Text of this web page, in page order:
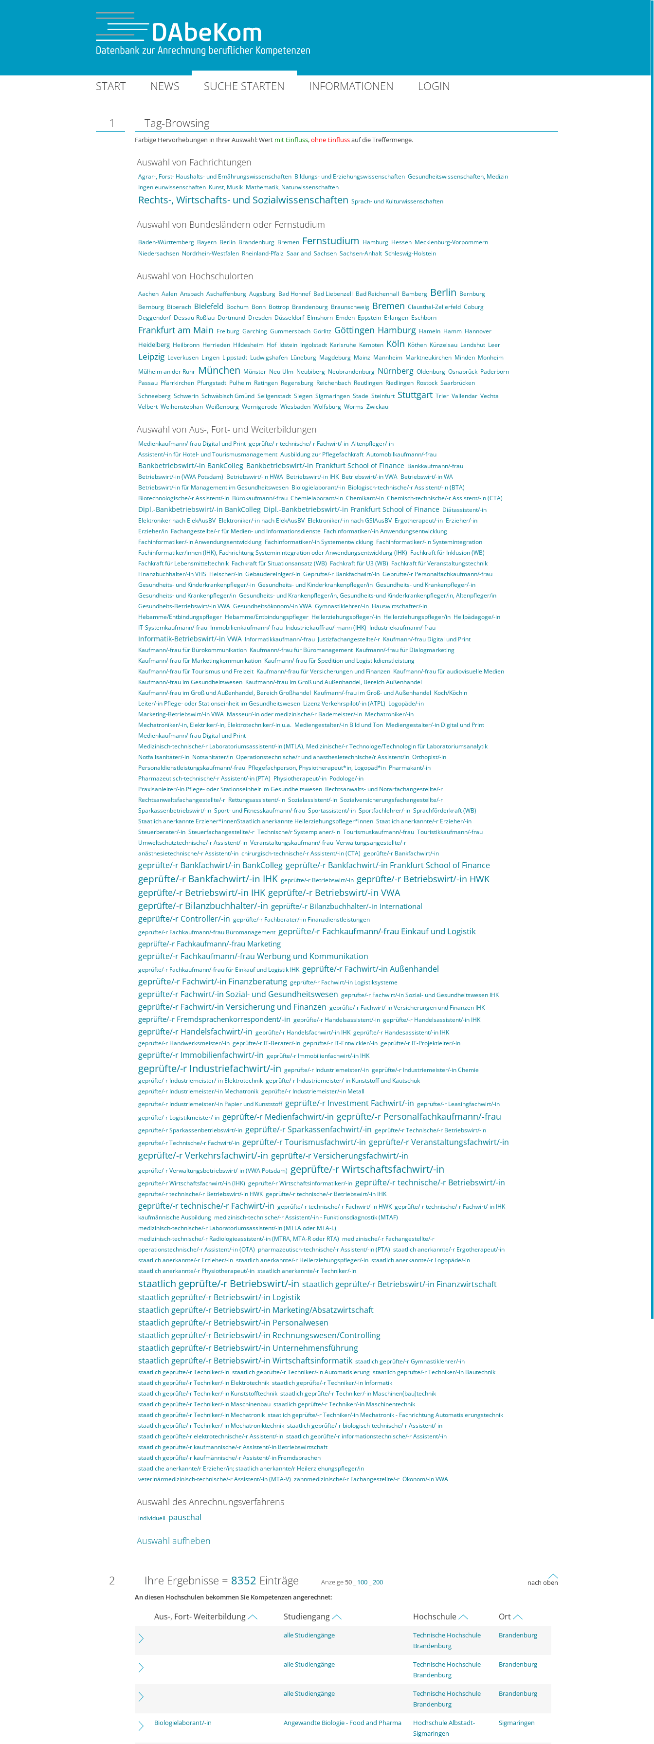
START NEWS SUCHE STARTEN INFORMATIONEN LOGIN
1 Tag-Browsing
Farbige Hervorhebungen in Ihrer Auswahl: Wert mit Einfluss,ohne Einflussauf die Treffermenge.
Auswahl von Fachrichtungen
Agrar-, Forst- Haushalts- und Ernährungswissenschaften Bildungs- und Erziehungswissenschaften Gesundheitswissenschaften, Medizin
Ingenieurwissenschaften Kunst, Musik Mathematik, Naturwissenschaften
Rechts-, Wirtschafts- und Sozialwissenschaften Sprach- und Kulturwissenschaften
Auswahl von Bundesländern oder Fernstudium
Baden-Württemberg Bayern Berlin Brandenburg Bremen Fernstudium Hamburg Hessen Mecklenburg-Vorpommern
Niedersachsen Nordrhein-Westfalen Rheinland-Pfalz Saarland Sachsen Sachsen-Anhalt Schleswig-Holstein
Auswahl von Hochschulorten
Aachen Aalen Ansbach Aschaffenburg Augsburg Bad Honnef Bad Liebenzell Bad Reichenhall Bamberg Berlin Bernburg
Bernburg Biberach Bielefeld Bochum Bonn Bottrop Brandenburg Braunschweig Bremen Clausthal-Zellerfeld Coburg
Deggendorf Dessau-Roßlau Dortmund Dresden Düsseldorf Elmshorn Emden Eppstein Erlangen Eschborn
Frankfurt am Main Freiburg Garching Gummersbach Görlitz Göttingen Hamburg Hameln Hamm Hannover
Heidelberg Heilbronn Herrieden Hildesheim Hof Idstein Ingolstadt Karlsruhe Kempten Köln Köthen Künzelsau Landshut Leer
Leipzig Leverkusen Lingen Lippstadt Ludwigshafen Lüneburg Magdeburg Mainz Mannheim Marktneukirchen Minden Monheim
Mülheim an der Ruhr München Münster Neu-Ulm Neubiberg Neubrandenburg Nürnberg Oldenburg Osnabrück Paderborn
Passau Pfarrkirchen Pfungstadt Pulheim Ratingen Regensburg Reichenbach Reutlingen Riedlingen Rostock Saarbrücken
Schneeberg Schwerin Schwäbisch Gmünd Seligenstadt Siegen Sigmaringen Stade Steinfurt Stuttgart Trier Vallendar Vechta
Velbert Weihenstephan Weißenburg Wernigerode Wiesbaden Wolfsburg Worms Zwickau
Auswahl von Aus-, Fort- und Weiterbildungen
Medienkaufmann/-frau Digital und Print geprüfte/-r technische/-r Fachwirt/-in Altenpfleger/-in
Assistent/-in für Hotel- und Tourismusmanagement Ausbildung zur Pflegefachkraft Automobilkaufmann/-frau
Bankbetriebswirt/-in BankColleg Bankbetriebswirt/-in Frankfurt School of Finance Bankkaufmann/-frau
Betriebswirt/-in (VWA Potsdam) Betriebswirt/-in HWA Betriebswirt/-in IHK Betriebswirt/-in VWA Betriebswirt/-in WA
Betriebswirt/-in für Management im Gesundheitswesen Biologielaborant/-in Biologisch-technische/-r Assistent/-in (BTA)
Biotechnologische/-r Assistent/-in Bürokaufmann/-frau Chemielaborant/-in Chemikant/-in Chemisch-technische/-r Assistent/-in (CTA)
Dipl.-Bankbetriebswirt/-in BankColleg Dipl.-Bankbetriebswirt/-in Frankfurt School of Finance Diätassistent/-in
Elektroniker nach ElekAusBV Elektroniker/-in nach ElekAusBV Elektroniker/-in nach GSIAusBV Ergotherapeut/-in Erzieher/-in
Erzieher/in Fachangestellte/-r für Medien- und Informationsdienste Fachinformatiker/-in Anwendungsentwicklung
Fachinformatiker/-in Anwendungsentwicklung Fachinformatiker/-in Systementwicklung Fachinformatiker/-in Systemintegration
Fachinformatiker/innen (IHK), Fachrichtung Systeminintegration oder Anwendungsentwicklung (IHK) Fachkraft für Inklusion (WB)
Fachkraft für Lebensmitteltechnik Fachkraft für Situationsansatz (WB) Fachkraft für U3 (WB) Fachkraft für Veranstaltungstechnik
Finanzbuchhalter/-in VHS Fleischer/-in Gebäudereiniger/-in Geprüfte/-r Bankfachwirt/-in Geprüfte/-r Personalfachkaufmann/-frau
Gesundheits- und Kinderkrankenpfleger/-in Gesundheits- und Kinderkrankenpfleger/in Gesundheits- und Krankenpfleger/-in
Gesundheits- und Krankenpfleger/in Gesundheits- und Krankenpfleger/in, Gesundheits-und Kinderkrankenpfleger/in, Altenpfleger/in
Gesundheits-Betriebswirt/-in VWA Gesundheitsökonom/-in VWA Gymnastiklehrer/-in Hauswirtschafter/-in
Hebamme/Entbindungspfleger Hebamme/Entbindungspfleger Heilerziehungspfleger/-in Heilerziehungspfleger/in Heilpädagoge/-in
IT-Systemkaufmann/-frau Immobilienkaufmann/-frau Industriekauffrau/-mann (IHK) Industriekaufmann/-frau
Informatik-Betriebswirt/-in VWA Informatikkaufmann/-frau Justizfachangestellte/-r Kaufmann/-frau Digital und Print
Kaufmann/-frau für Bürokommunikation Kaufmann/-frau für Büromanagement Kaufmann/-frau für Dialogmarketing
Kaufmann/-frau für Marketingkommunikation Kaufmann/-frau für Spedition und Logistikdienstleistung
Kaufmann/-frau für Tourismus und Freizeit Kaufmann/-frau für Versicherungen und Finanzen Kaufmann/-frau für audiovisuelle Medien
Kaufmann/-frau im Gesundheitswesen Kaufmann/-frau im Groß und Außenhandel, Bereich Außenhandel
Kaufmann/-frau im Groß und Außenhandel, Bereich Großhandel Kaufmann/-frau im Groß- und Außenhandel Koch/Köchin
Leiter/-in Pflege- oder Stationseinheit im Gesundheitswesen Lizenz Verkehrspilot/-in (ATPL) Logopäde/-in
Marketing-Betriebswirt/-in VWA Masseur/-in oder medizinische/-r Bademeister/-in Mechatroniker/-in
Mechatroniker/-in, Elektriker/-in, Elektrotechniker/-in u.a. Mediengestalter/-in Bild und Ton Mediengestalter/-in Digital und Print
Medienkaufmann/-frau Digital und Print
Medizinisch-technische/-r Laboratoriumsassistent/-in (MTLA), Medizinische/-r Technologe/Technologin für Laboratoriumsanalytik
Notfallsanitäter/-in Notsanitäter/in Operationstechnische/r und anästhesietechnische/r Assistent/in Orthopist/-in
Personaldienstleistungskaufmann/-frau Pflegefachperson, Physiotherapeut*in, Logopäd*in Pharmakant/-in
Pharmazeutisch-technische/-r Assistent/-in (PTA) Physiotherapeut/-in Podologe/-in
Praxisanleiter/-in Pflege- oder Stationseinheit im Gesundheitswesen Rechtsanwalts- und Notarfachangestellte/-r
Rechtsanwaltsfachangestellte/-r Rettungsassistent/-in Sozialassistent/-in Sozialversicherungsfachangestellte/-r
Sparkassenbetriebswirt/-in Sport- und Fitnesskaufmann/-frau Sportassistent/-in Sportfachlehrer/-in Sprachförderkraft (WB)
Staatlich anerkannte Erzieher*innenStaatlich anerkannte Heilerziehungspfleger*innen Staatlich anerkannte/-r Erzieher/-in
Steuerberater/-in Steuerfachangestellte/-r Technische/r Systemplaner/-in Tourismuskaufmann/-frau Touristikkaufmann/-frau
Umweltschutztechnische/-r Assistent/-in Veranstaltungskaufmann/-frau Verwaltungsangestellte/-r
anästhesietechnische/-r Assistent/-in chirurgisch-technische/-r Assistent/-in (CTA) geprüfte/-r Bankfachwirt/-in
geprüfte/-r Bankfachwirt/-in BankColleg geprüfte/-r Bankfachwirt/-in Frankfurt School of Finance
geprüfte/-r Bankfachwirt/-in IHK geprüfte/-r Betriebswirt/-in geprüfte/-r Betriebswirt/-in HWK
geprüfte/-r Betriebswirt/-in IHK geprüfte/-r Betriebswirt/-in VWA
geprüfte/-r Bilanzbuchhalter/-in geprüfte/-r Bilanzbuchhalter/-in International
geprüfte/-r Controller/-in geprüfte/-r Fachberater/-in Finanzdienstleistungen
geprüfte/-r Fachkaufmann/-frau Büromanagement geprüfte/-r Fachkaufmann/-frau Einkauf und Logistik
geprüfte/-r Fachkaufmann/-frau Marketing
geprüfte/-r Fachkaufmann/-frau Werbung und Kommunikation
geprüfte/-r Fachkaufmann/-frau für Einkauf und Logistik IHK geprüfte/-r Fachwirt/-in Außenhandel
geprüfte/-r Fachwirt/-in Finanzberatung geprüfte/-r Fachwirt/-in Logistiksysteme
geprüfte/-r Fachwirt/-in Sozial- und Gesundheitswesen geprüfte/-r Fachwirt/-in Sozial- und Gesundheitswesen IHK
geprüfte/-r Fachwirt/-in Versicherung und Finanzen geprüfte/-r Fachwirt/-in Versicherungen und Finanzen IHK
geprüfte/-r Fremdsprachenkorrespondent/-in geprüfte/-r Handelsassistent/-in geprüfte/-r Handelsassistent/-in IHK
geprüfte/-r Handelsfachwirt/-in geprüfte/-r Handelsfachwirt/-in IHK geprüfte/-r Handesassistent/-in IHK
geprüfte/-r Handwerksmeister/-in geprüfte/-r IT-Berater/-in geprüfte/-r IT-Entwickler/-in geprüfte/-r IT-Projektleiter/-in
geprüfte/-r Immobilienfachwirt/-in geprüfte/-r Immobilienfachwirt/-in IHK
geprüfte/-r Industriefachwirt/-in geprüfte/-r Industriemeister/-in geprüfte/-r Industriemeister/-in Chemie
geprüfte/-r Industriemeister/-in Elektrotechnik geprüfte/-r Industriemeister/-in Kunststoff und Kautschuk
geprüfte/-r Industriemeister/-in Mechatronik geprüfte/-r Industriemeister/-in Metall
geprüfte/-r Industriemeister/-in Papier und Kunststoff geprüfte/-r Investment Fachwirt/-in geprüfte/-r Leasingfachwirt/-in
geprüfte/-r Logistikmeister/-in geprüfte/-r Medienfachwirt/-in geprüfte/-r Personalfachkaufmann/-frau
geprüfte/-r Sparkassenbetriebswirt/-in geprüfte/-r Sparkassenfachwirt/-in geprüfte/-r Technische/-r Betriebswirt/-in
geprüfte/-r Technische/-r Fachwirt/-in geprüfte/-r Tourismusfachwirt/-in geprüfte/-r Veranstaltungsfachwirt/-in
geprüfte/-r Verkehrsfachwirt/-in geprüfte/-r Versicherungsfachwirt/-in
geprüfte/-r Verwaltungsbetriebswirt/-in (VWA Potsdam) geprüfte/-r Wirtschaftsfachwirt/-in
geprüfte/-r Wirtschaftsfachwirt/-in (IHK) geprüfte/-r Wirtschaftsinformatiker/-in geprüfte/-r technische/-r Betriebswirt/-in
geprüfte/-r technische/-r Betriebswirt/-in HWK geprüfte/-r technische/-r Betriebswirt/-in IHK
geprüfte/-r technische/-r Fachwirt/-in geprüfte/-r technische/-r Fachwirt/-in HWK geprüfte/-r technische/-r Fachwirt/-in IHK
kaufmännische Ausbildung medizinisch-technische/-r Assistent/-in - Funktionsdiagnostik (MTAF)
medizinisch-technische/-r Laboratoriumsassistent/-in (MTLA oder MTA-L)
medizinisch-technische/-r Radiologieassistent/-in (MTRA, MTA-R oder RTA) medizinische/-r Fachangestellte/-r
operationstechnische/-r Assistent/-in (OTA) pharmazeutisch-technische/-r Assistent/-in (PTA) staatlich anerkannte/-r Ergotherapeut/-in
staatlich anerkannte/-r Erzieher/-in staatlich anerkannte/-r Heilerziehungspfleger/-in staatlich anerkannte/-r Logopäde/-in
staatlich anerkannte/-r Physiotherapeut/-in staatlich anerkannte/-r Techniker/-in
staatlich geprüfte/-r Betriebswirt/-in staatlich geprüfte/-r Betriebswirt/-in Finanzwirtschaft
staatlich geprüfte/-r Betriebswirt/-in Logistik
staatlich geprüfte/-r Betriebswirt/-in Marketing/Absatzwirtschaft
staatlich geprüfte/-r Betriebswirt/-in Personalwesen
staatlich geprüfte/-r Betriebswirt/-in Rechnungswesen/Controlling
staatlich geprüfte/-r Betriebswirt/-in Unternehmensführung
staatlich geprüfte/-r Betriebswirt/-in Wirtschaftsinformatik staatlich geprüfte/-r Gymnastiklehrer/-in
staatlich geprüfte/-r Techniker/-in staatlich geprüfte/-r Techniker/-in Automatisierung staatlich geprüfte/-r Techniker/-in Bautechnik
staatlich geprüfte/-r Techniker/-in Elektrotechnik staatlich geprüfte/-r Techniker/-in Informatik
staatlich geprüfte/-r Techniker/-in Kunststofftechnik staatlich geprüfte/-r Techniker/-in Maschinen(bau)technik
staatlich geprüfte/-r Techniker/-in Maschinenbau staatlich geprüfte/-r Techniker/-in Maschinentechnik
staatlich geprüfte/-r Techniker/-in Mechatronik staatlich geprüfte/-r Techniker/-in Mechatronik - Fachrichtung Automatisierungstechnik
staatlich geprüfte/-r Techniker/-in Mechatroniktechnik staatlich geprüfte/-r biologisch-technische/-r Assistent/-in
staatlich geprüfte/-r elektrotechnische/-r Assistent/-in staatlich geprüfte/-r informationstechnische/-r Assistent/-in
staatlich geprüfte/-r kaufmännische/-r Assistent/-in Betriebswirtschaft
staatlich geprüfte/-r kaufmännische/-r Assistent/-in Fremdsprachen
staatliche anerkannte/r Erzieher/in; staatlich anerkannte/r Heilerziehungspfleger/in
veterinärmedizinisch-technische/-r Assistent/-in (MTA-V) zahnmedizinische/-r Fachangestellte/-r Ökonom/-in VWA
Auswahl des Anrechnungsverfahrens
individuell pauschal
Auswahl aufheben
2 Ihre Ergebnisse = 8352 Einträge Anzeige 50 100 200
nach oben
An diesen Hochschulen bekommen Sie Kompetenzen angerechnet:
Aus-, Fort- Weiterbildung Studiengang Hochschule Ort
alle Studiengänge
Technische Hochschule
Brandenburg
Brandenburg
alle Studiengänge
Technische Hochschule
Brandenburg
Brandenburg
alle Studiengänge
Technische Hochschule
Brandenburg
Brandenburg
Biologielaborant/-in Angewandte Biologie - Food and Pharma
Hochschule Albstadt-
Sigmaringen
Sigmaringen